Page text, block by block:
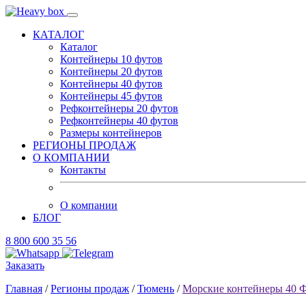
КАТАЛОГ
Каталог
Контейнеры 10 футов
Контейнеры 20 футов
Контейнеры 40 футов
Контейнеры 45 футов
Рефконтейнеры 20 футов
Рефконтейнеры 40 футов
Размеры контейнеров
РЕГИОНЫ ПРОДАЖ
О КОМПАНИИ
Контакты
О компании
БЛОГ
8 800 600 35 56
Заказать
Главная /Регионы продаж /Тюмень /Морские контейнеры 40